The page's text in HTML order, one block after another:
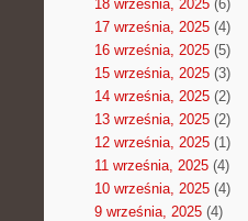
18 września, 2025(6)
17 września, 2025(4)
16 września, 2025(5)
15 września, 2025(3)
14 września, 2025(2)
13 września, 2025(2)
12 września, 2025(1)
11 września, 2025(4)
10 września, 2025(4)
9 września, 2025(4)